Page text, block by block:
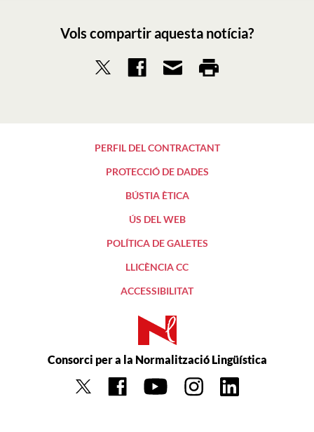
Vols compartir aquesta notícia?
PERFIL DEL CONTRACTANT
PROTECCIÓ DE DADES
BÚSTIA ÈTICA
ÚS DEL WEB
POLÍTICA DE GALETES
LLICÈNCIA CC
ACCESSIBILITAT
Consorci per a la Normalització Lingüística